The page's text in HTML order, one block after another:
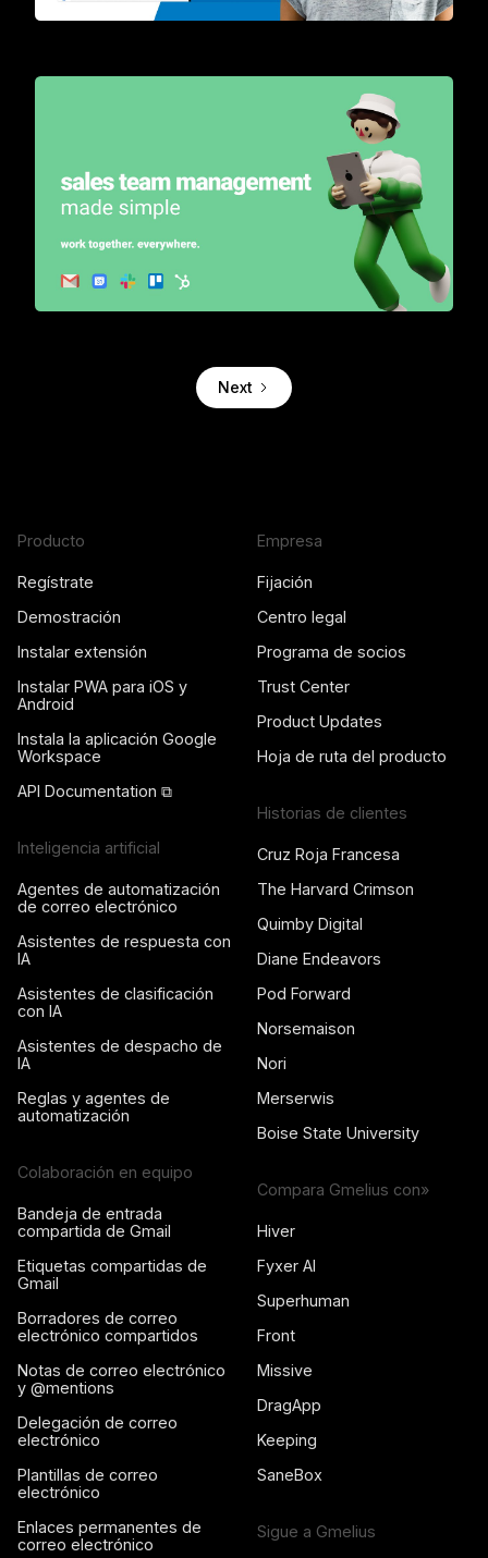
Next
Producto
Regístrate
Demostración
Instalar extensión
Instalar PWA para iOS y
Android
Instala la aplicación Google
Workspace
API Documentation ⧉
Inteligencia artificial
Agentes de automatización
de correo electrónico
Asistentes de respuesta con
IA
Asistentes de clasificación
con IA
Asistentes de despacho de
IA
Reglas y agentes de
automatización
Colaboración en equipo
Bandeja de entrada
compartida de Gmail
Etiquetas compartidas de
Gmail
Borradores de correo
electrónico compartidos
Notas de correo electrónico
y @mentions
Delegación de correo
electrónico
Plantillas de correo
electrónico
Enlaces permanentes de
correo electrónico
Empresa
Fijación
Centro legal
Programa de socios
Trust Center
Product Updates
Hoja de ruta del producto
Historias de clientes
Cruz Roja Francesa
The Harvard Crimson
Quimby Digital
Diane Endeavors
Pod Forward
Norsemaison
Nori
Merserwis
Boise State University
Compara Gmelius con»
Hiver
Fyxer AI
Superhuman
Front
Missive
DragApp
Keeping
SaneBox
Sigue a Gmelius